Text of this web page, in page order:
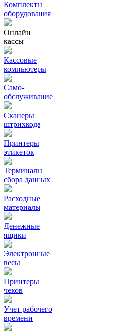
Комплекты
оборудования
Онлайн
кассы
Кассовые
компьютеры
Само-
обслуживание
Сканеры
штрихкода
Принтеры
этикеток
Терминалы
сбора данных
Расходные
материалы
Денежные
ящики
Электронные
весы
Принтеры
чеков
Учет рабочего
времени